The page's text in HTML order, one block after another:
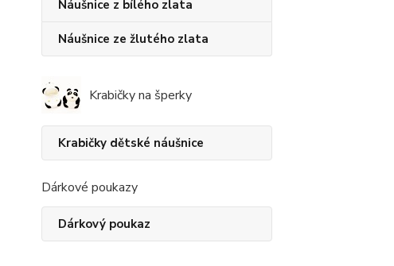
Náušnice z bílého zlata
Náušnice ze žlutého zlata
Krabičky na šperky
Krabičky dětské náušnice
Dárkové poukazy
Dárkový poukaz